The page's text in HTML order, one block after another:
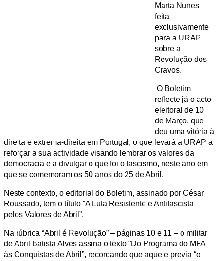
Marta Nunes,
feita
exclusivamente
para a URAP,
sobre a
Revolução dos
Cravos.
O Boletim
reflecte já o acto
eleitoral de 10
de Março, que
deu uma vitória à
direita e extrema-direita em Portugal, o que levará a URAP a
reforçar a sua actividade visando lembrar os valores da
democracia e a divulgar o que foi o fascismo, neste ano em
que se comemoram os 50 anos do 25 de Abril.
Neste contexto, o editorial do Boletim, assinado por César
Roussado, tem o título “A Luta Resistente e Antifascista
pelos Valores de Abril”.
Na rúbrica “Abril é Revolução” – páginas 10 e 11 – o militar
de Abril Batista Alves assina o texto “Do Programa do MFA
às Conquistas de Abril”, recordando que aquele previa “o